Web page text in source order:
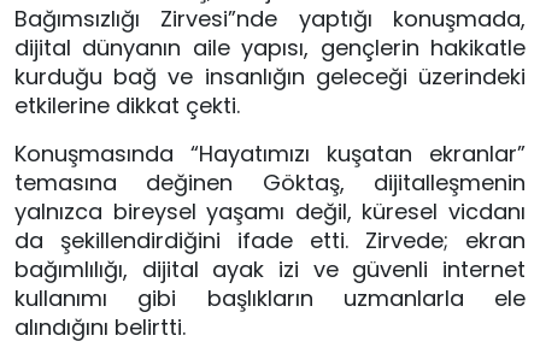
Bağımsızlığı Zirvesi”nde yaptığı konuşmada,
dijital dünyanın aile yapısı, gençlerin hakikatle
kurduğu bağ ve insanlığın geleceği üzerindeki
etkilerine dikkat çekti.
Konuşmasında “Hayatımızı kuşatan ekranlar”
temasına değinen Göktaş, dijitalleşmenin
yalnızca bireysel yaşamı değil, küresel vicdanı
da şekillendirdiğini ifade etti. Zirvede; ekran
bağımlılığı, dijital ayak izi ve güvenli internet
kullanımı gibi başlıkların uzmanlarla ele
alındığını belirtti.